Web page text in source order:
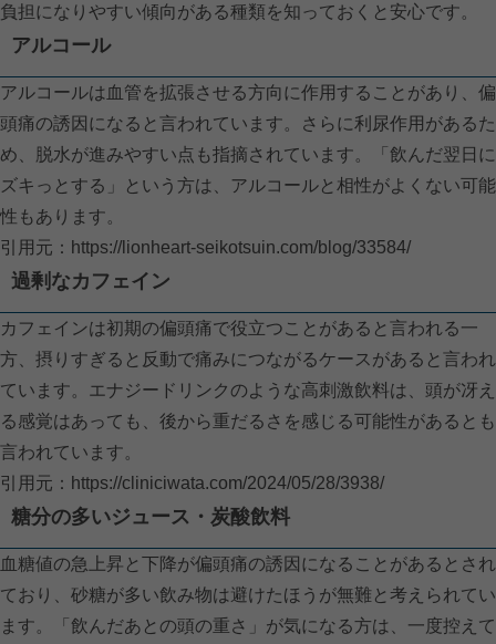
負担になりやすい傾向がある種類を知っておくと安心です。
アルコール
アルコールは血管を拡張させる方向に作用することがあり、偏
頭痛の誘因になると言われています。さらに利尿作用があるた
め、脱水が進みやすい点も指摘されています。「飲んだ翌日に
ズキっとする」という方は、アルコールと相性がよくない可能
性もあります。
引用元： https://lionheart-seikotsuin.com/blog/33584/
過剰なカフェイン
カフェインは初期の偏頭痛で役立つことがあると言われる一
方、摂りすぎると反動で痛みにつながるケースがあると言われ
ています。エナジードリンクのような高刺激飲料は、頭が冴え
る感覚はあっても、後から重だるさを感じる可能性があるとも
言われています。
引用元： https://cliniciwata.com/2024/05/28/3938/
糖分の多いジュース・炭酸飲料
血糖値の急上昇と下降が偏頭痛の誘因になることがあるとされ
ており、砂糖が多い飲み物は避けたほうが無難と考えられてい
ます。「飲んだあとの頭の重さ」が気になる方は、一度控えて